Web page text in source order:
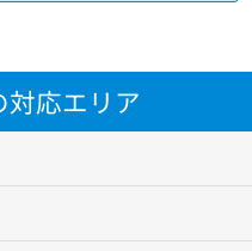
対応エリア